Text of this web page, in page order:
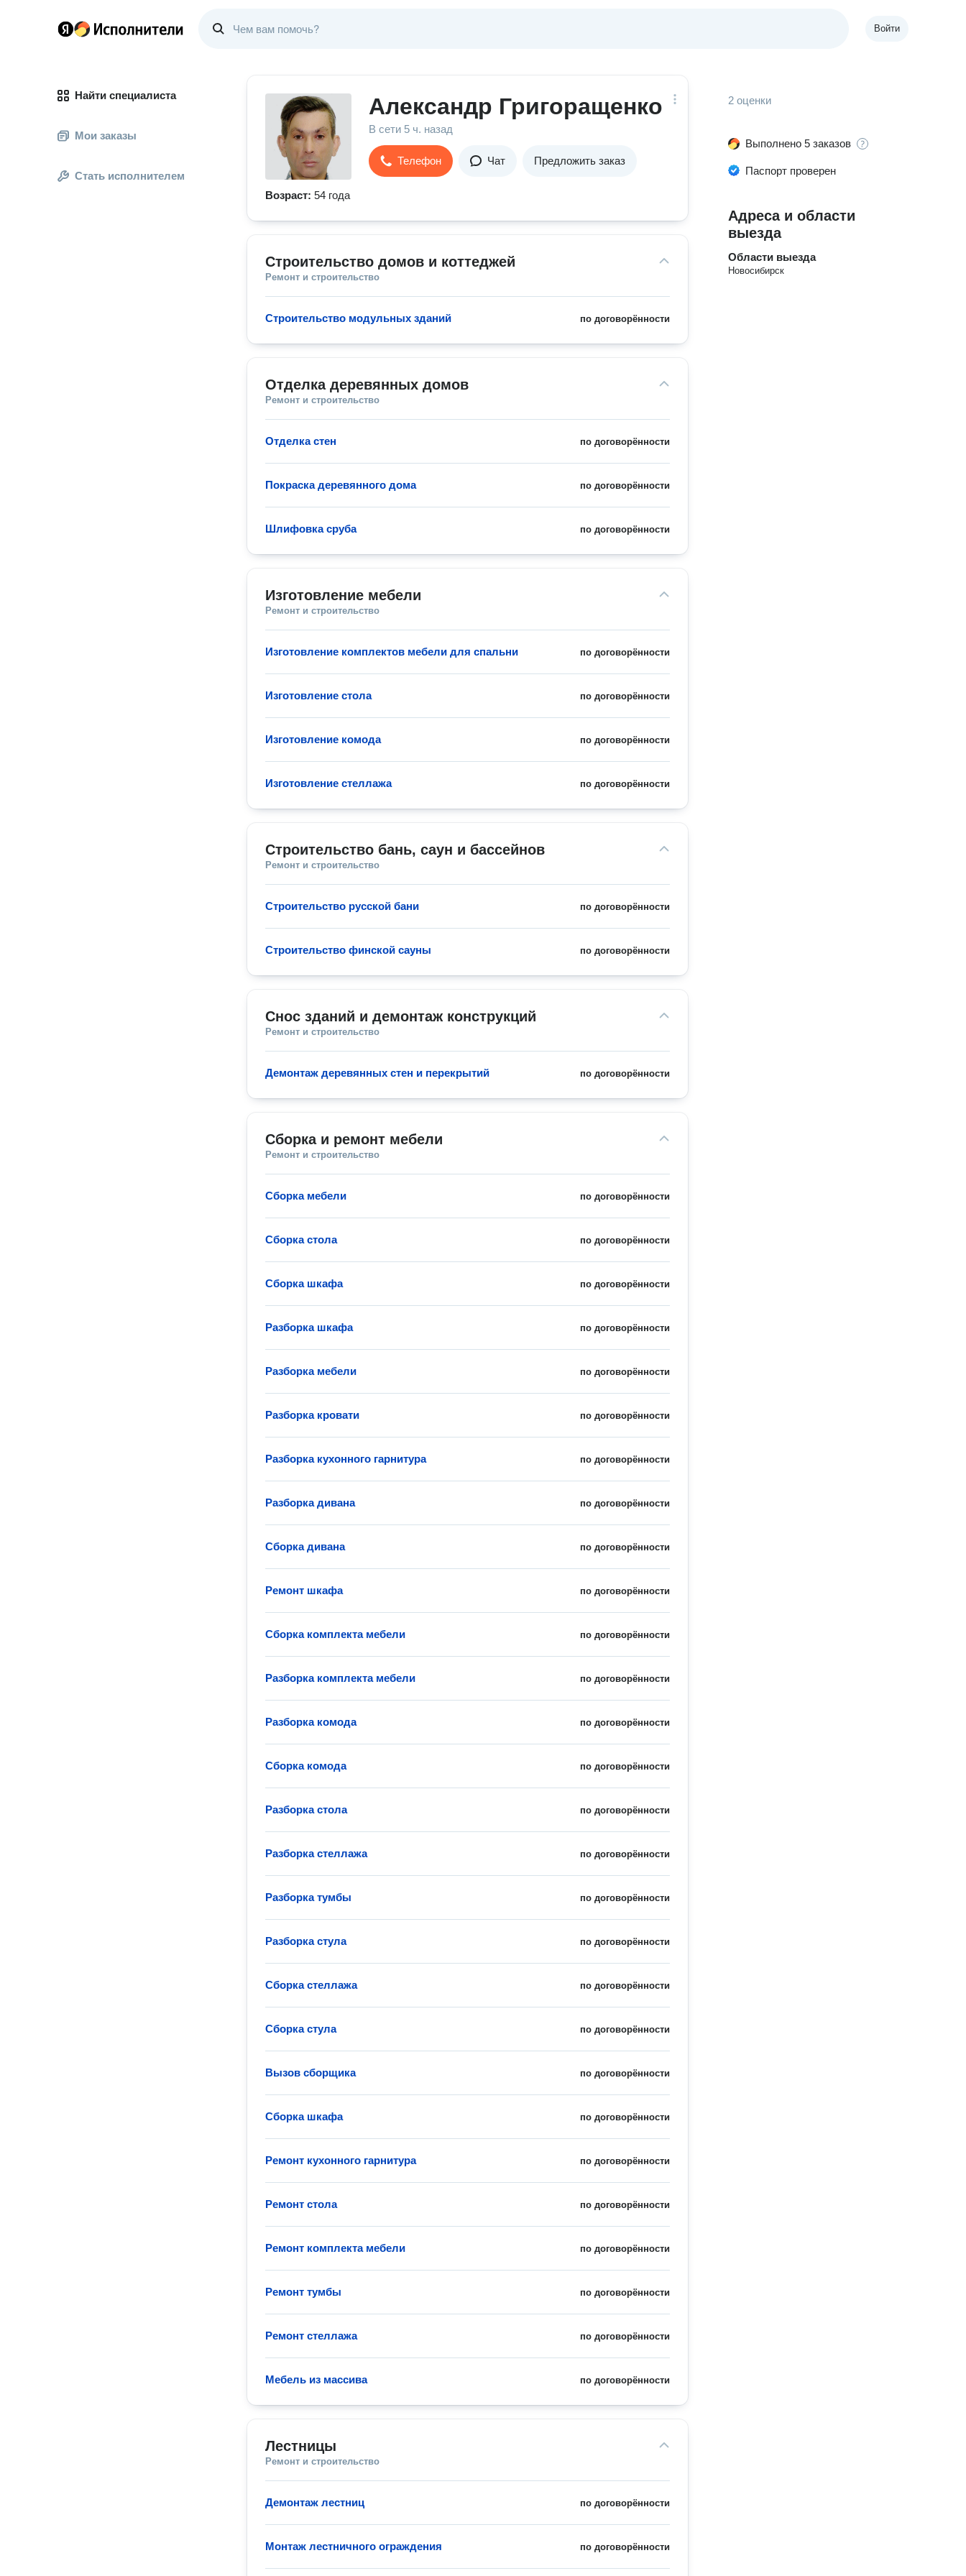
Войти
Найти специалиста
Мои заказы
Стать исполнителем
Александр Григоращенко
В сети 5 ч. назад
Телефон Чат Предложить заказ
Возраст: 54 года
Строительство домов и коттеджей
Ремонт и строительство
по договорённости
Строительство модульных зданий
Отделка деревянных домов
Ремонт и строительство
по договорённости
Отделка стен
по договорённости
Покраска деревянного дома
по договорённости
Шлифовка сруба
Изготовление мебели
Ремонт и строительство
по договорённости
Изготовление комплектов мебели для спальни
по договорённости
Изготовление стола
по договорённости
Изготовление комода
по договорённости
Изготовление стеллажа
Строительство бань, саун и бассейнов
Ремонт и строительство
по договорённости
Строительство русской бани
по договорённости
Строительство финской сауны
Снос зданий и демонтаж конструкций
Ремонт и строительство
по договорённости
Демонтаж деревянных стен и перекрытий
Сборка и ремонт мебели
Ремонт и строительство
по договорённости
Сборка мебели
по договорённости
Сборка стола
по договорённости
Сборка шкафа
по договорённости
Разборка шкафа
по договорённости
Разборка мебели
по договорённости
Разборка кровати
по договорённости
Разборка кухонного гарнитура
по договорённости
Разборка дивана
по договорённости
Сборка дивана
по договорённости
Ремонт шкафа
по договорённости
Сборка комплекта мебели
по договорённости
Разборка комплекта мебели
по договорённости
Разборка комода
по договорённости
Сборка комода
по договорённости
Разборка стола
по договорённости
Разборка стеллажа
по договорённости
Разборка тумбы
по договорённости
Разборка стула
по договорённости
Сборка стеллажа
по договорённости
Сборка стула
по договорённости
Вызов сборщика
по договорённости
Сборка шкафа
по договорённости
Ремонт кухонного гарнитура
по договорённости
Ремонт стола
по договорённости
Ремонт комплекта мебели
по договорённости
Ремонт тумбы
по договорённости
Ремонт стеллажа
по договорённости
Мебель из массива
Лестницы
Ремонт и строительство
по договорённости
Демонтаж лестниц
по договорённости
Монтаж лестничного ограждения
2 оценки
Выполнено 5 заказов
Паспорт проверен
Адреса и области
выезда
Области выезда
Новосибирск